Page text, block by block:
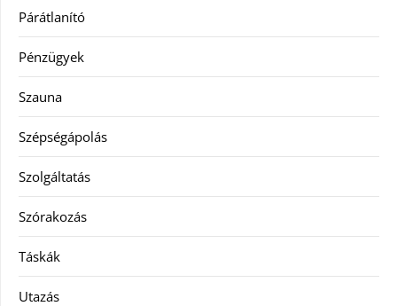
Párátlanító
Pénzügyek
Szauna
Szépségápolás
Szolgáltatás
Szórakozás
Táskák
Utazás